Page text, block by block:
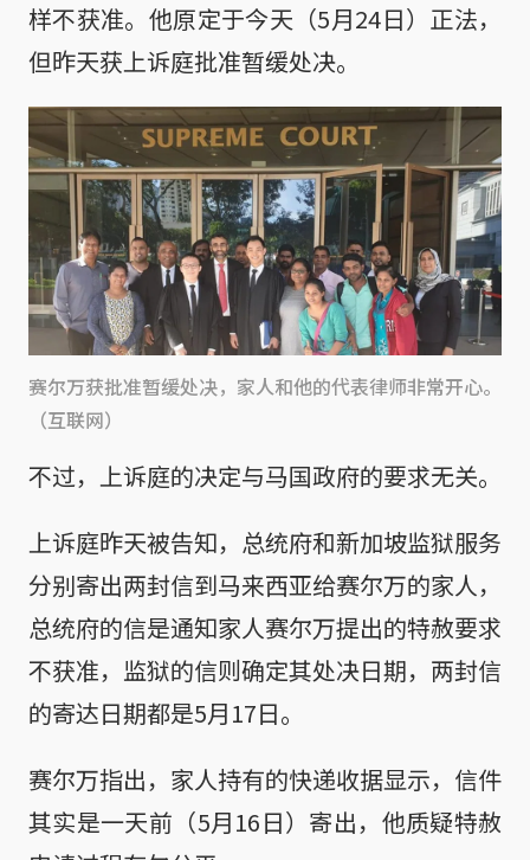
样不获准。他原定于今天（5月24日）正法，
但昨天获上诉庭批准暂缓处决。
赛尔万获批准暂缓处决，家人和他的代表律师非常开心。
（互联网）
不过，上诉庭的决定与马国政府的要求无关。
上诉庭昨天被告知，总统府和新加坡监狱服务
分别寄出两封信到马来西亚给赛尔万的家人，
总统府的信是通知家人赛尔万提出的特赦要求
不获准，监狱的信则确定其处决日期，两封信
的寄达日期都是5月17日。
赛尔万指出，家人持有的快递收据显示，信件
其实是一天前（5月16日）寄出，他质疑特赦